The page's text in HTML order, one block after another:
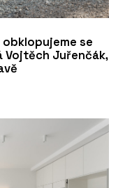
se
Vojtěch Juřenčák,